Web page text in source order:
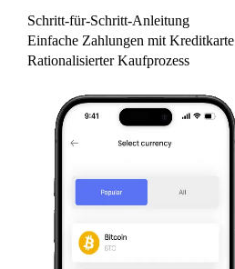
Schritt-für-Schritt-Anleitung
Einfache Zahlungen mit Kreditkarte
Rationalisierter Kaufprozess